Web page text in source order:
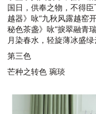
国日，供奉之物，不得
越器》咏“九秋风露越窑
秘色茶盏》咏“捩翠融青
月染春水，轻旋薄冰盛绿
第三色
芒种之转色 琬琰